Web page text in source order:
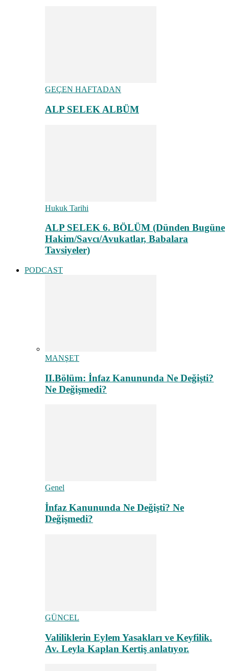
GEÇEN HAFTADAN
ALP SELEK ALBÜM
Hukuk Tarihi
ALP SELEK 6. BÖLÜM (Dünden Bugüne
Hakim/Savcı/Avukatlar, Babalara
Tavsiyeler)
PODCAST
MANŞET
II.Bölüm: İnfaz Kanununda Ne Değişti?
Ne Değişmedi?
Genel
İnfaz Kanununda Ne Değişti? Ne
Değişmedi?
GÜNCEL
Valiliklerin Eylem Yasakları ve Keyfilik.
Av. Leyla Kaplan Kertiş anlatıyor.